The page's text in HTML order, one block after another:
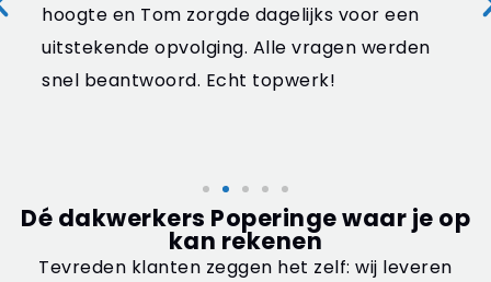
hoogte en Tom zorgde dagelijks voor een
uitstekende opvolging. Alle vragen werden
snel beantwoord. Echt topwerk!
Dé dakwerkers Poperinge waar je op
kan rekenen
Tevreden klanten zeggen het zelf: wij leveren